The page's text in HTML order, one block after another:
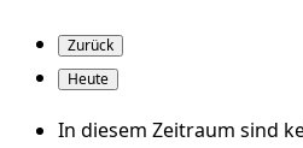
Zurück
Heute
In diesem Zeitraum sind